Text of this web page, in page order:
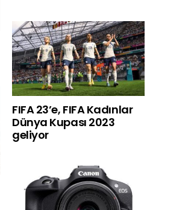
FIFA 23’e, FIFA Kadınlar
Dünya Kupası 2023
geliyor